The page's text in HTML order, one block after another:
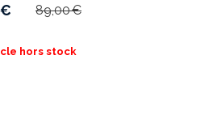
€ 89,00€
hors stock